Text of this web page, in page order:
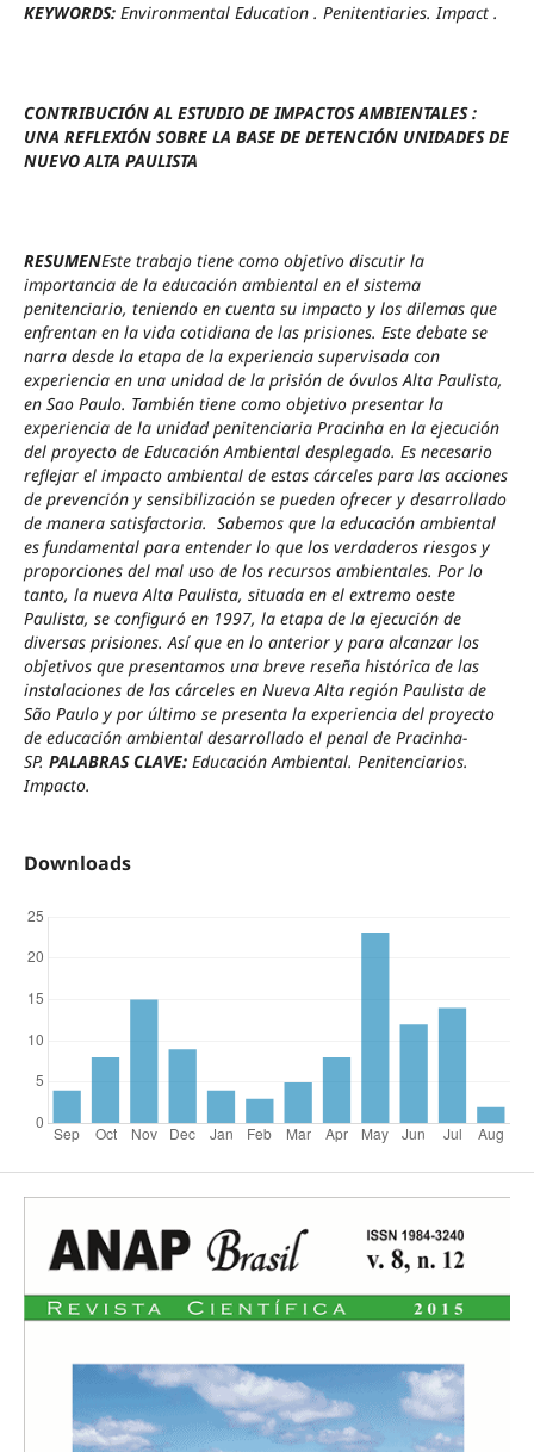
KEYWORDS:Environmental Education . Penitentiaries. Impact .
CONTRIBUCIÓN AL ESTUDIO DE IMPACTOS AMBIENTALES :
UNA REFLEXIÓN SOBRE LA BASE DE DETENCIÓN UNIDADES DE
NUEVOALTA PAULISTA
RESUMENEste trabajo tiene como objetivo discutir la
importancia de la educación ambiental en el sistema
penitenciario, teniendo en cuenta su impacto y los dilemas que
enfrentan en la vida cotidiana de las prisiones. Este debate se
narra desde la etapa de la experiencia supervisada con
experiencia en una unidad de la prisión de óvulos Alta Paulista,
en Sao Paulo. También tiene como objetivo presentar la
experiencia de la unidad penitenciaria Pracinha en la ejecución
del proyecto de Educación Ambiental desplegado. Es necesario
reflejar el impacto ambiental de estas cárceles para las acciones
de prevención y sensibilización se pueden ofrecer y desarrollado
de manera satisfactoria. Sabemos que la educación ambiental
es fundamental para entender lo que los verdaderos riesgos y
proporciones del mal uso de los recursos ambientales. Por lo
tanto, la nueva Alta Paulista, situada en el extremo oeste
Paulista, se configuró en 1997, la etapa de la ejecución de
diversas prisiones. Así que en lo anterior y para alcanzar los
objetivos que presentamos una breve reseña histórica de las
instalaciones de las cárceles en Nueva Alta región Paulista de
São Paulo y por último se presenta la experiencia del proyecto
de educación ambiental desarrollado el penal de Pracinha-
SP. PALABRAS CLAVE:Educación Ambiental. Penitenciarios.
Impacto.
Downloads